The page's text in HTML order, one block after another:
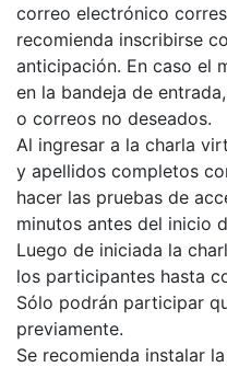
correo electrónico
recomienda inscribirse
anticipación. En caso el
en la bandeja de
o correos no deseados.
Al ingresar a la charla
y apellidos completos
hacer las pruebas de
minutos antes del inicio
Luego de iniciada la
los participantes hasta
Sólo podrán participar
previamente.
Se recomienda instalar